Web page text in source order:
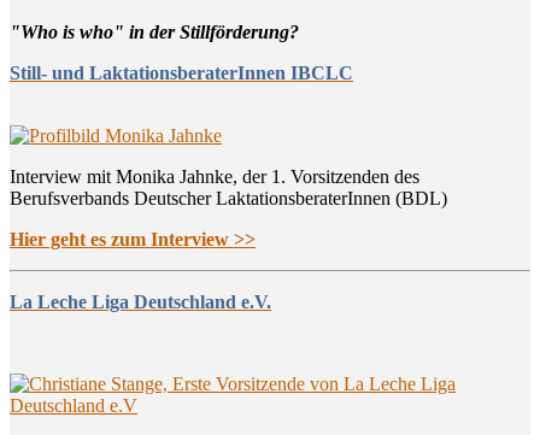
"Who is who" in der Stillförderung?
Still- und LaktationsberaterInnen IBCLC
Interview mit Monika Jahnke, der 1. Vorsitzenden des
Berufsverbands Deutscher LaktationsberaterInnen (BDL)
Hier geht es zum Interview >>
La Leche Liga Deutschland e.V.